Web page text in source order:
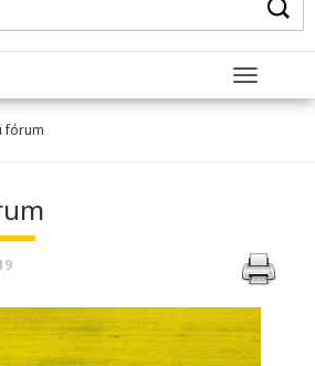
Toggle
fórum